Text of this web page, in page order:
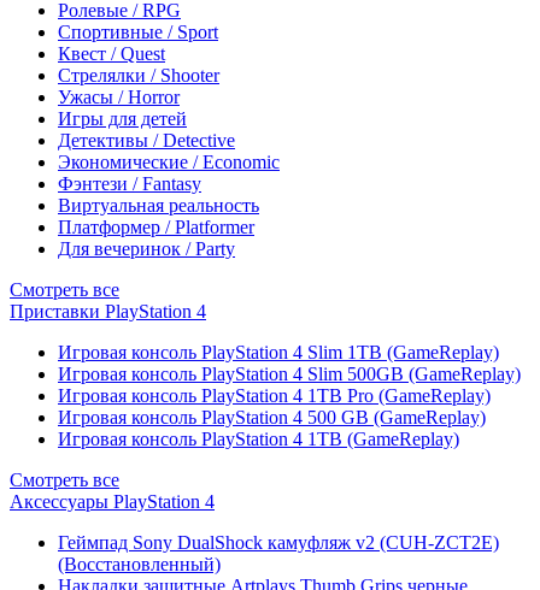
Ролевые / RPG
Спортивные / Sport
Квест / Quest
Стрелялки / Shooter
Ужасы / Horror
Игры для детей
Детективы / Detective
Экономические / Economic
Фэнтези / Fantasy
Виртуальная реальность
Платформер / Platformer
Для вечеринок / Party
Смотреть все
Приставки PlayStation 4
Игровая консоль PlayStation 4 Slim 1TB (GameReplay)
Игровая консоль PlayStation 4 Slim 500GB (GameReplay)
Игровая консоль PlayStation 4 1TB Pro (GameReplay)
Игровая консоль PlayStation 4 500 GB (GameReplay)
Игровая консоль PlayStation 4 1TB (GameReplay)
Смотреть все
Аксессуары PlayStation 4
Геймпад Sony DualShock камуфляж v2 (CUH-ZCT2E)
(Восстановленный)
Накладки защитные Artplays Thumb Grips черные